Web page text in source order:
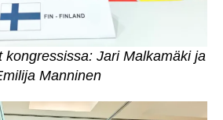
kongressissa: Jari Malkamäki ja
Manninen